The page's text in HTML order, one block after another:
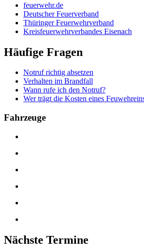
feuerwehr.de
Deutscher Feuerverband
Thüringer Feuerwehrverband
Kreisfeuerwehrverbandes Eisenach
Häufige Fragen
Notruf richtig absetzen
Verhalten im Brandfall
Wann rufe ich den Notruf?
Wer trägt die Kosten eines
Fahrzeuge
Nächste Termine